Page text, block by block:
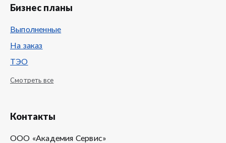
Бизнес планы
Выполненные
На заказ
ТЭО
Смотреть все
Контакты
ООО «Академия Сервис»